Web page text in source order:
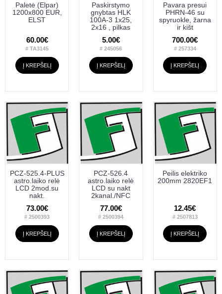
Paletė (Elpar)
1200x800 EUR,
ELST
60.00€
# TA3145
Į KREPŠELĮ
Paskirstymo
gnybtas HLK
100A-3 1x25,
2x16 , pilkas
5.00€
# 245056
Į KREPŠELĮ
Pavara presui
PHRN-46 su
spyruokle, žarna
ir kišt
700.00€
# 257334
Į KREPŠELĮ
PCZ-525.4-PLUS
astro.laiko relė
LCD 2mod.su
nakt.
73.00€
# 2500393
Į KREPŠELĮ
PCZ-526.4
astro.laiko relė
LCD su nakt
2kanal./NFC
77.00€
# 2500394
Į KREPŠELĮ
Peilis elektriko
200mm 2820EF1
12.45€
# 2507813
Į KREPŠELĮ